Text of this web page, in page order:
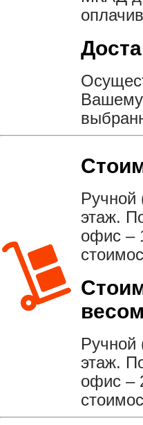
Вашему
этаж.
офис –
этаж.
офис –